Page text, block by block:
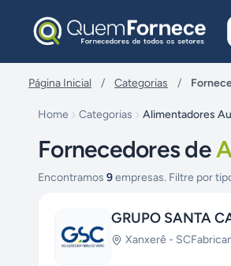
Página Inicial / Categorias /
Home Categorias Alimentadores
Fornecedores de
Encontramos 9empresas. Filtre por
GRUPO SANTA
Xanxerê - SC